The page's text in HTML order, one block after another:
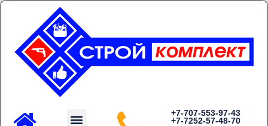
Перейти
содержимому
Menu
+7-707-553-97-43
+7-7252-57-48-70